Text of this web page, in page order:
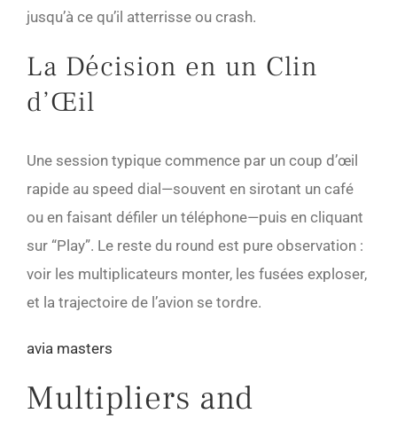
jusqu’à ce qu’il atterrisse ou crash.
La Décision en un Clin
d’Œil
Une session typique commence par un coup d’œil
rapide au speed dial—souvent en sirotant un café
ou en faisant défiler un téléphone—puis en cliquant
sur “Play”. Le reste du round est pure observation :
voir les multiplicateurs monter, les fusées exploser,
et la trajectoire de l’avion se tordre.
avia masters
Multipliers and